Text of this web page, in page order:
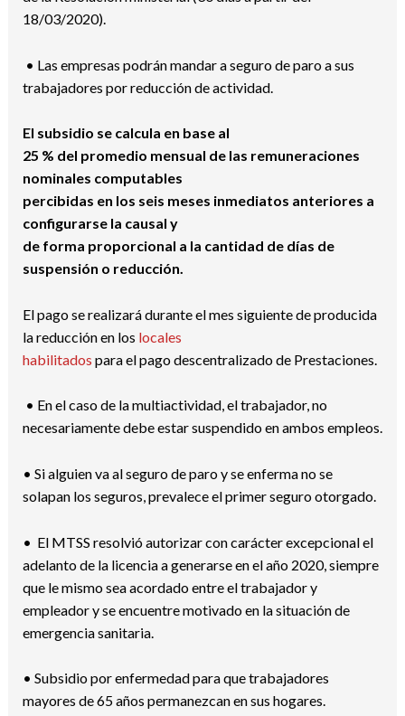
18/03/2020).
• Las empresas podrán mandar a seguro de paro a sus
trabajadores por reducción de actividad.
El subsidio se calcula en base al
25 % del promedio mensual de las remuneraciones
nominales computables
percibidas en los seis meses inmediatos anteriores a
configurarse la causal y
de forma proporcional a la cantidad de días de
suspensión o reducción.
El pago se realizará durante el mes siguiente de producida
la reducción en los locales
habilitados para el pago descentralizado de Prestaciones.
• En el caso de la multiactividad, el trabajador, no
necesariamente debe estar suspendido en ambos empleos.
• Si alguien va al seguro de paro y se enferma no se
solapan los seguros, prevalece el primer seguro otorgado.
• El MTSS resolvió autorizar con carácter excepcional el
adelanto de la licencia a generarse en el año 2020, siempre
que le mismo sea acordado entre el trabajador y
empleador y se encuentre motivado en la situación de
emergencia sanitaria.
• Subsidio por enfermedad para que trabajadores
mayores de 65 años permanezcan en sus hogares.